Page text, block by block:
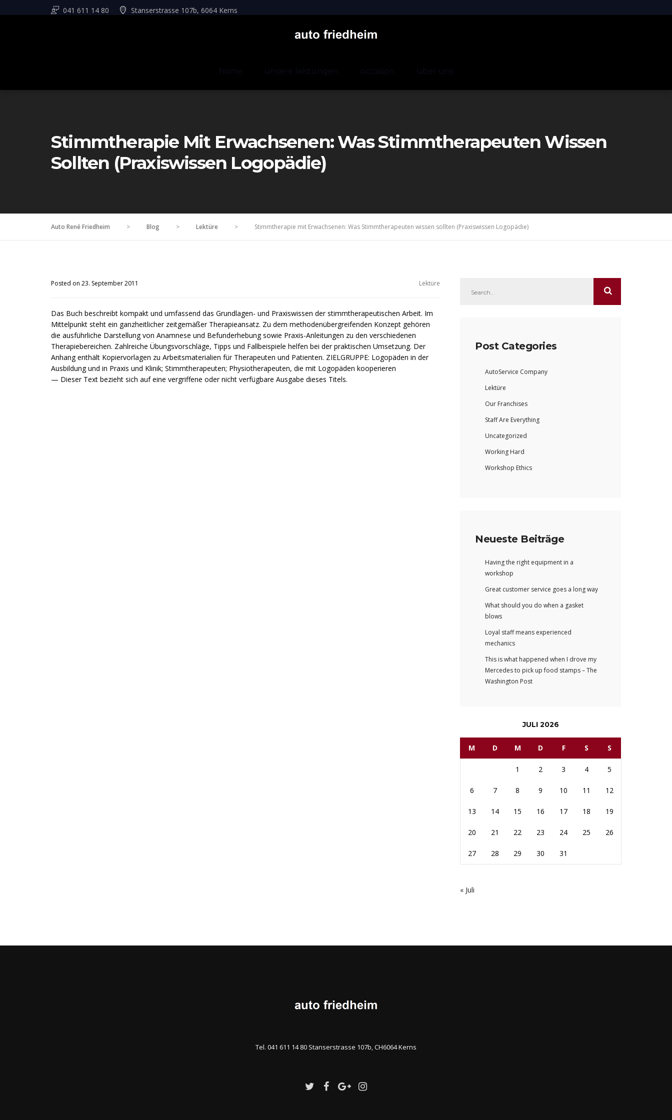
041 611 14 80 Stanserstrasse 107b, 6064 Kerns
home unsere leistungen occasion über uns
Stimmtherapie Mit Erwachsenen: Was Stimmtherapeuten Wissen
Sollten (Praxiswissen Logopädie)
Auto René Friedheim > Blog > Lektüre > Stimmtherapie mit Erwachsenen: Was Stimmtherapeuten wissen sollten (Praxiswissen Logopädie)
Posted on 23. September 2011 Lektüre
Das Buch beschreibt kompakt und umfassend das Grundlagen- und Praxiswissen der stimmtherapeutischen Arbeit. Im
Mittelpunkt steht ein ganzheitlicher zeitgemäßer Therapieansatz. Zu dem methodenübergreifenden Konzept gehören
die ausführliche Darstellung von Anamnese und Befunderhebung sowie Praxis-Anleitungen zu den verschiedenen
Therapiebereichen. Zahlreiche Übungsvorschläge, Tipps und Fallbeispiele helfen bei der praktischen Umsetzung. Der
Anhang enthält Kopiervorlagen zu Arbeitsmaterialien für Therapeuten und Patienten. ZIELGRUPPE: Logopäden in der
Ausbildung und in Praxis und Klinik; Stimmtherapeuten; Physiotherapeuten, die mit Logopäden kooperieren
— Dieser Text bezieht sich auf eine vergriffene oder nicht verfügbare Ausgabe dieses Titels.
Post Categories
AutoService Company
Lektüre
Our Franchises
Staff Are Everything
Uncategorized
Working Hard
Workshop Ethics
Neueste Beiträge
Having the right equipment in a
workshop
Great customer service goes a long way
What should you do when a gasket
blows
Loyal staff means experienced
mechanics
This is what happened when I drove my
Mercedes to pick up food stamps – The
Washington Post
JULI 2026
M D M D F S S
1 2 3 4 5
6 7 8 9 10 11 12
13 14 15 16 17 18 19
20 21 22 23 24 25 26
27 28 29 30 31
« Juli
Tel. 041 611 14 80 Stanserstrasse 107b, CH6064 Kerns